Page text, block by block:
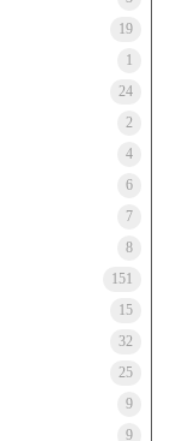
19
1
24
2
4
6
7
8
151
15
32
25
9
9